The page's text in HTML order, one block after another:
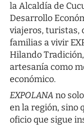
la Alcaldía de
Desarrollo
viajeros, turistas,
familias a vivir
Hilando
artesanía como
económico.
EXPOLANAno
en la región, sino
oficio que sigue